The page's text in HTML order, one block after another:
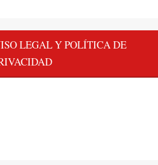
LEGAL Y POLÍTICA DE